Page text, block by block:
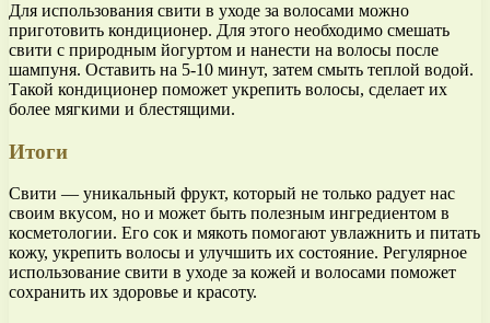
Для использования свити в уходе за волосами можно
приготовить кондиционер. Для этого необходимо смешать
свити с природным йогуртом и нанести на волосы после
шампуня. Оставить на 5-10 минут, затем смыть теплой водой.
Такой кондиционер поможет укрепить волосы, сделает их
более мягкими и блестящими.
Итоги
Свити — уникальный фрукт, который не только радует нас
своим вкусом, но и может быть полезным ингредиентом в
косметологии. Его сок и мякоть помогают увлажнить и питать
кожу, укрепить волосы и улучшить их состояние. Регулярное
использование свити в уходе за кожей и волосами поможет
сохранить их здоровье и красоту.